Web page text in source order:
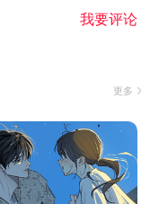
我要评论
更多